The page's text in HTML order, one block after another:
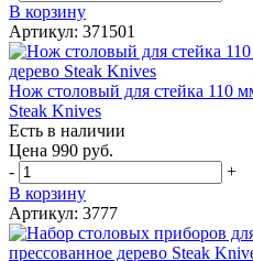
В корзину
Артикул: 371501
Нож столовый для стейка 110
Steak Knives
Есть в наличии
Цена 990 руб.
-
+
В корзину
Артикул: 3777